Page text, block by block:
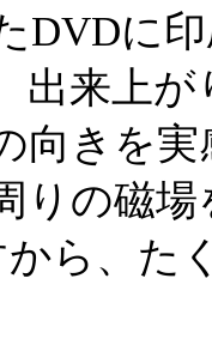
DVDに
出来上
向きを
りの磁
ら、た